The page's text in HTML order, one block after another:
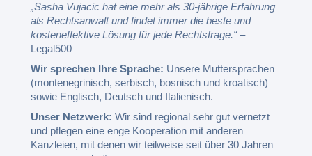
„Sasha Vujacic hat eine mehr als 30-jährige Erfahrung
als Rechtsanwalt und findet immer die beste und
kosteneffektive Lösung für jede Rechtsfrage.“–
Legal500
Wir sprechen Ihre Sprache: Unsere Muttersprachen
(montenegrinisch, serbisch, bosnisch und kroatisch)
sowie Englisch, Deutsch und Italienisch.
Unser Netzwerk: Wir sind regional sehr gut vernetzt
und pflegen eine enge Kooperation mit anderen
Kanzleien, mit denen wir teilweise seit über 30 Jahren